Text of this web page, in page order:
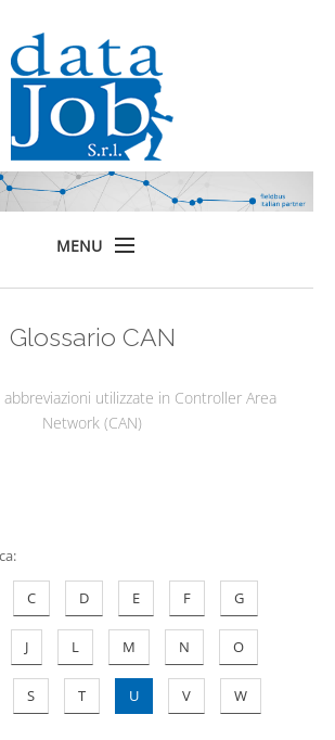
MENU
Glossario CAN
utilizzate in Controller Area
Network (CAN)
:
C D E F G
J L M N O
S T U V W